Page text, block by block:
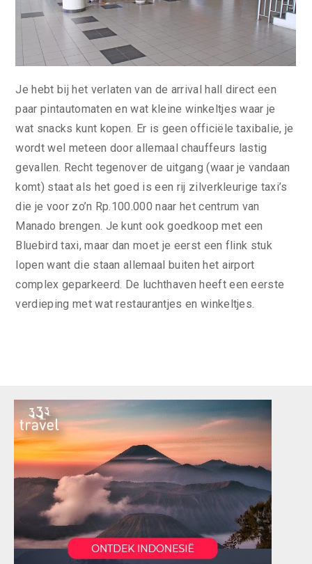
Je hebt bij het verlaten van de arrival hall direct een
paar pintautomaten en wat kleine winkeltjes waar je
wat snacks kunt kopen. Er is geen officiële taxibalie, je
wordt wel meteen door allemaal chauffeurs lastig
gevallen. Recht tegenover de uitgang (waar je vandaan
komt) staat als het goed is een rij zilverkleurige taxi’s
die je voor zo’n Rp.100.000 naar het centrum van
Manado brengen. Je kunt ook goedkoop met een
Bluebird taxi, maar dan moet je eerst een flink stuk
lopen want die staan allemaal buiten het airport
complex geparkeerd. De luchthaven heeft een eerste
verdieping met wat restaurantjes en winkeltjes.